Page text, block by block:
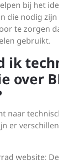
bij het
die nodig
te zorgen
gebruikt.
ik
over
naar
er
website: